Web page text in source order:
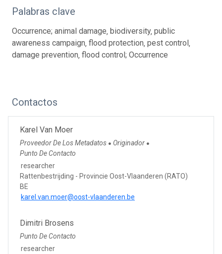
Palabras clave
Occurrence; animal damage‚ biodiversity‚ public
awareness campaign‚ flood protection‚ pest control‚
damage prevention‚ flood control; Occurrence
Contactos
Karel Van Moer
Proveedor De Los Metadatos ● Originador ●
Punto De Contacto
researcher
Rattenbestrijding - Provincie Oost-Vlaanderen (RATO)
BE
karel.van.moer@oost-vlaanderen.be
Dimitri Brosens
Punto De Contacto
researcher